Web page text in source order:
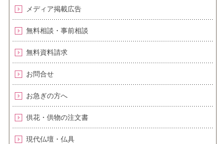
メディア掲載広告
無料相談・事前相談
無料資料請求
お問合せ
お急ぎの方へ
供花・供物の注文書
現代仏壇・仏具